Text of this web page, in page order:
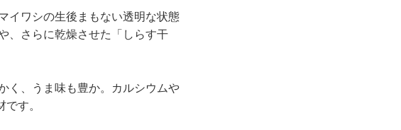
イワシの生後まもない透明な状態
、さらに乾燥させた「しらす干
く、うま味も豊か。カルシウムや
す。